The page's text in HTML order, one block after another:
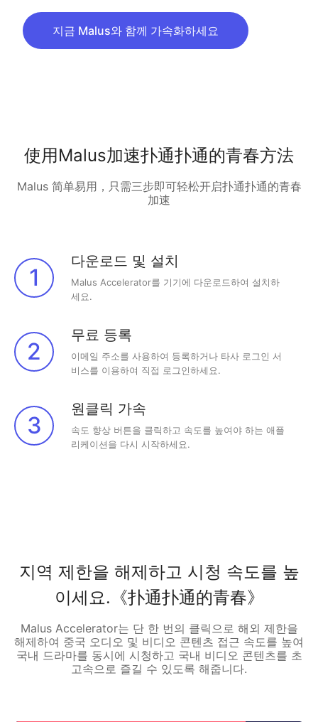
展现出非同寻常的同步和默契，成为室友的两人朝夕相处，又时时针锋相
对，友谊也在不知不觉中生根发芽。江白龙在舞蹈选修课结识校花米楠，
两人互生好感，于枫的侄女韩采荑也对维特暗生情愫。
지금 Malus와 함께 가속화하세요
使用Malus加速扑通扑通的青春方法
Malus 简单易用，只需三步即可轻松开启扑通扑通的青春
加速
1
다운로드 및 설치
Malus Accelerator를 기기에 다운로드하여 설치하
세요.
2
무료 등록
이메일 주소를 사용하여 등록하거나 타사 로그인 서
비스를 이용하여 직접 로그인하세요.
3
원클릭 가속
속도 향상 버튼을 클릭하고 속도를 높여야 하는 애플
리케이션을 다시 시작하세요.
지역 제한을 해제하고 시청 속도를 높
이세요.《扑通扑通的青春》
Malus Accelerator는 단 한 번의 클릭으로 해외 제한을
해제하여 중국 오디오 및 비디오 콘텐츠 접근 속도를 높여
국내 드라마를 동시에 시청하고 국내 비디오 콘텐츠를 초
고속으로 즐길 수 있도록 해줍니다.